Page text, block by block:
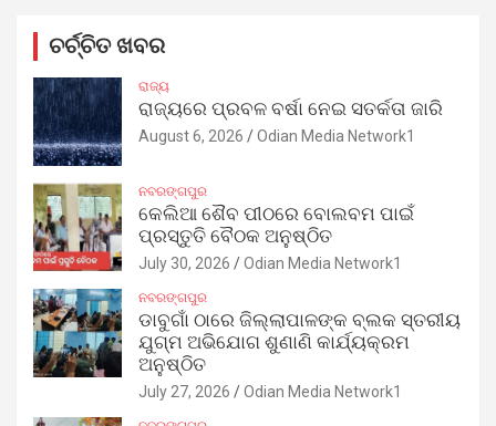
ଚର୍ଚ୍ଚିତ ଖବର
ରାଜ୍ୟ
ରାଜ୍ୟରେ ପ୍ରବଳ ବର୍ଷା ନେଇ ସତର୍କତା ଜାରି
August 6, 2026 Odian Media Network1
ନବରଙ୍ଗପୁର
କେଲିଆ ଶୈବ ପୀଠରେ ବୋଲବମ ପାଇଁ
ପ୍ରସ୍ତୁତି ବୈଠକ ଅନୁଷ୍ଠିତ
July 30, 2026 Odian Media Network1
ନବରଙ୍ଗପୁର
ଡାବୁଗାଁ ଠାରେ ଜିଲ୍ଲାପାଳଙ୍କ ବ୍ଲକ ସ୍ତରୀୟ
ଯୁଗ୍ମ ଅଭିଯୋଗ ଶୁଣାଣି କାର୍ଯ୍ୟକ୍ରମ
ଅନୁଷ୍ଠିତ
July 27, 2026 Odian Media Network1